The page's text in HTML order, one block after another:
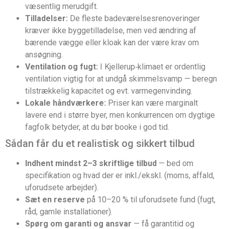
væsentlig merudgift.
Tilladelser: De fleste badeværelsesrenoveringer
kræver ikke byggetilladelse, men ved ændring af
bærende vægge eller kloak kan der være krav om
ansøgning.
Ventilation og fugt: I Kjellerup‑klimaet er ordentlig
ventilation vigtig for at undgå skimmelsvamp — beregn
tilstrækkelig kapacitet og evt. varmegenvinding.
Lokale håndværkere: Priser kan være marginalt
lavere end i større byer, men konkurrencen om dygtige
fagfolk betyder, at du bør booke i god tid.
Sådan får du et realistisk og sikkert tilbud
Indhent mindst 2–3 skriftlige tilbud — bed om
specifikation og hvad der er inkl./ekskl. (moms, affald,
uforudsete arbejder).
Sæt en reserve på 10–20 % til uforudsete fund (fugt,
råd, gamle installationer).
Spørg om garanti og ansvar — få garantitid og